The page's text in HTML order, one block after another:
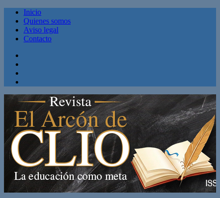
Inicio
Quienes somos
Aviso legal
Contacto